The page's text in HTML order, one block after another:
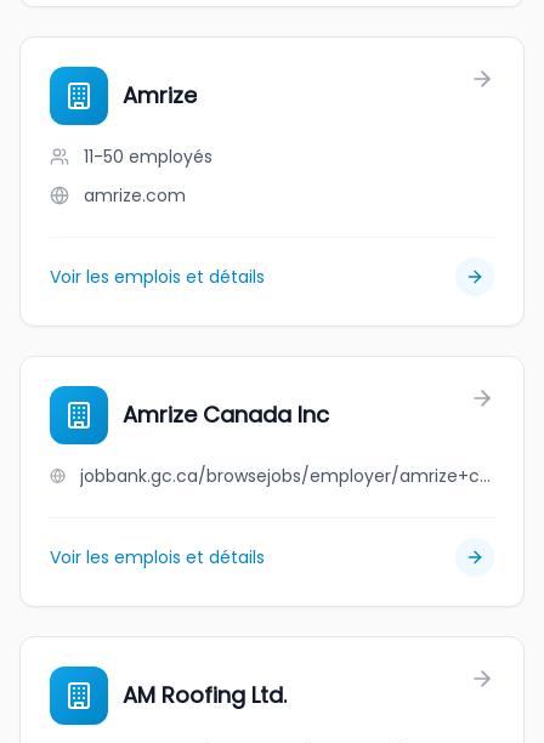
Amrize
11-50 employés
amrize.com
Voir les emplois et détails
Amrize Canada Inc
jobbank.gc.ca/browsejobs/employer/amrize+canada+inc/ca
Voir les emplois et détails
AM Roofing Ltd.